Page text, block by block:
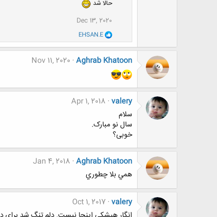
حالا شد
Dec 13, 2020
و
ا
ک
ش
:
EHSAN.E
Aghrab Khatoon
Nov 11, 2020
valery
Apr 1, 2018
سلام
سال نو مبارک.
خوبی؟
Aghrab Khatoon
Jan 4, 2018
همي بلا چطوري
valery
Oct 1, 2017